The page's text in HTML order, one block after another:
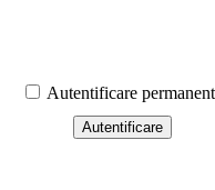
Autentificare